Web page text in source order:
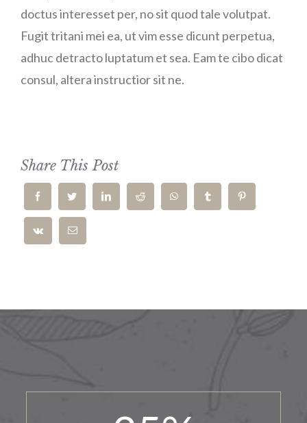
doctus interesset per, no sit quod tale volutpat.
Fugit tritani mei ea, ut vim esse dicunt perpetua,
adhuc detracto luptatum et sea. Eam te cibo dicat
consul, altera instructior sit ne.
Share This Post